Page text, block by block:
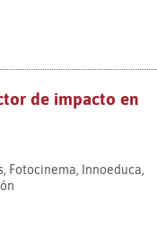
de impacto en
Fotocinema, Innoeduca,